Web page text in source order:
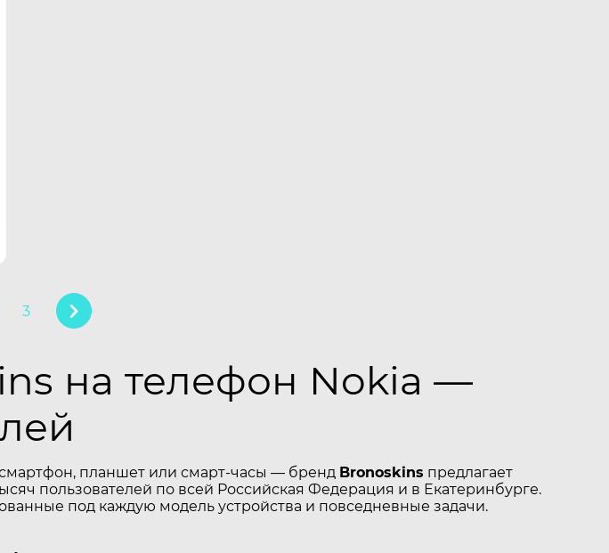
3
на телефон Nokia —
планшет или смарт-часы — бренд Bronoskins предлагает
пользователей по всей Российская Федерация и в Екатеринбурге.
под каждую модель устройства и повседневные задачи.